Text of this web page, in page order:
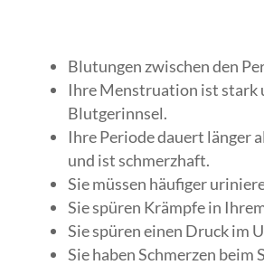
Blutungen zwischen den
Ihre Menstruation ist stark
Blutgerinnsel.
Ihre Periode dauert länger
und ist schmerzhaft.
Sie müssen häufiger
Sie spüren Krämpfe in
Sie spüren einen Druck im
Sie haben Schmerzen beim